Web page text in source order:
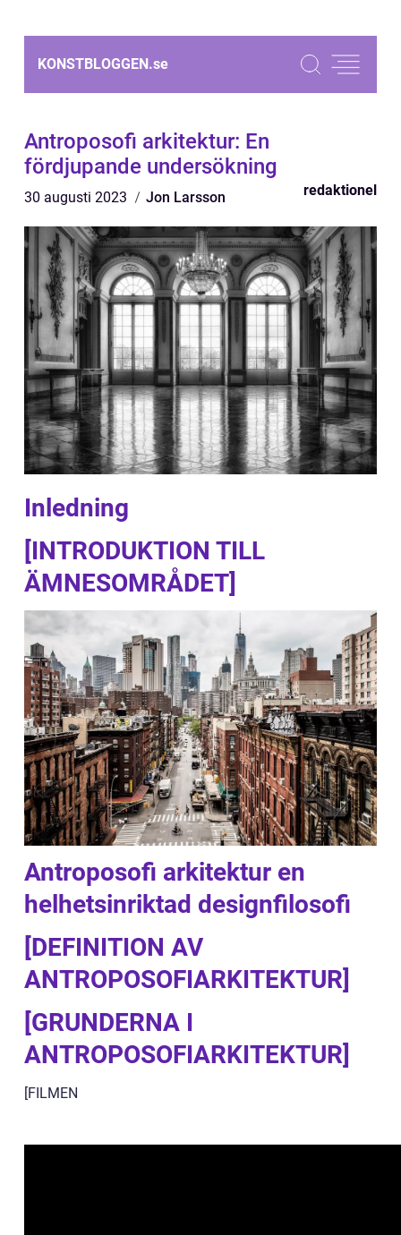
KONSTBLOGGEN.se
Antroposofi arkitektur: En
fördjupande undersökning
30 augusti 2023 Jon Larsson redaktionel
Inledning
[INTRODUKTION TILL
ÄMNESOMRÅDET]
Antroposofi arkitektur en
helhetsinriktad designfilosofi
[DEFINITION AV
ANTROPOSOFIARKITEKTUR]
[GRUNDERNA I
ANTROPOSOFIARKITEKTUR]
[FILMEN